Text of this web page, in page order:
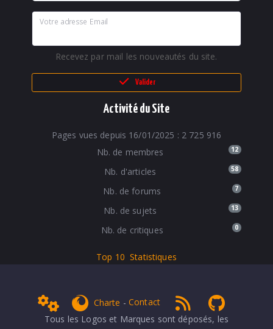
Votre adresse Email
Recevez par mail les nouveautés du site.
Valider
Activité du Site
Pages vues depuis 16/01/2025 : 2 725 916
Nb. de membres
12
Nb. d'articles 58
Nb. de forums 7
Nb. de sujets 13
Nb. de critiques 0
Top 10 Statistiques
Adminget Firefox
Charte -Contact RSS 1.0
Tous les Logos et Marques sont déposés, les